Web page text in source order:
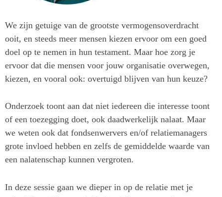
We zijn getuige van de grootste vermogensoverdracht
ooit, en steeds meer mensen kiezen ervoor om een goed
doel op te nemen in hun testament. Maar hoe zorg je
ervoor dat die mensen voor jouw organisatie overwegen,
kiezen, en vooral ook: overtuigd blijven van hun keuze?
Onderzoek toont aan dat niet iedereen die interesse toont
of een toezegging doet, ook daadwerkelijk nalaat. Maar
we weten ook dat fondsenwervers en/of relatiemanagers
grote invloed hebben en zelfs de gemiddelde waarde van
een nalatenschap kunnen vergroten.
In deze sessie gaan we dieper in op de relatie met je